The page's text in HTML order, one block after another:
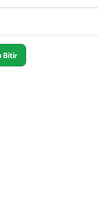
Bitir